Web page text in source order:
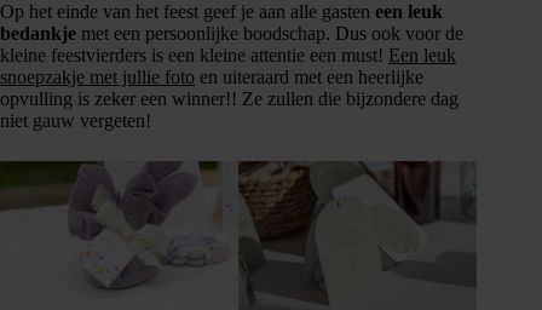
Op het einde van het feest geef je aan alle gasten een leuk
bedankje met een persoonlijke boodschap. Dus ook voor de
kleine feestvierders is een kleine attentie een must! Een leuk
snoepzakje met jullie foto en uiteraard met een heerlijke
opvulling is zeker een winner!! Ze zullen die bijzondere dag
niet gauw vergeten!